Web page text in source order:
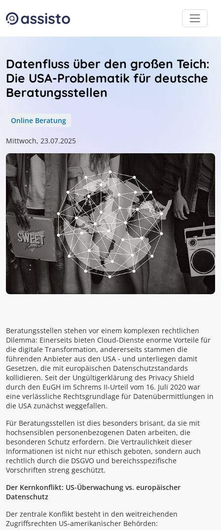
Datenfluss über den großen Teich:
Die USA-Problematik für deutsche
Beratungsstellen
Online Beratung
Mittwoch, 23.07.2025
Beratungsstellen stehen vor einem komplexen rechtlichen
Dilemma: Einerseits bieten Cloud-Dienste enorme Vorteile für
die digitale Transformation, andererseits stammen die
führenden Anbieter aus den USA - und unterliegen damit
Gesetzen, die mit europäischen Datenschutzstandards
kollidieren. Seit der Ungültigerklärung des Privacy Shield
durch den EuGH im Schrems II-Urteil vom 16. Juli 2020 war
eine verlässliche Rechtsgrundlage für Datenübermittlungen in
die USA zunächst weggefallen.
Für Beratungsstellen ist dies besonders brisant, da sie mit
hochsensiblen personenbezogenen Daten arbeiten, die
besonderen Schutz erfordern. Die Vertraulichkeit dieser
Informationen ist nicht nur ethisch geboten, sondern auch
rechtlich durch die DSGVO und bereichsspezifische
Vorschriften streng geschützt.
Der Kernkonflikt: US-Überwachung vs. europäischer
Datenschutz
Der zentrale Konflikt besteht in den weitreichenden
Zugriffsrechten US-amerikanischer Behörden: